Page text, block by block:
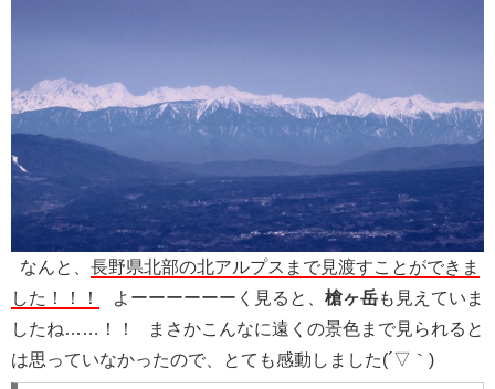
なんと、 長野県北部の北アルプスまで見渡すことができま
した！！！
よーーーーーーく見ると、 槍ヶ岳も見えていま
したね……！！ まさかこんなに遠くの景色まで見られると
は思っていなかったので、とても感動しました(´▽｀)